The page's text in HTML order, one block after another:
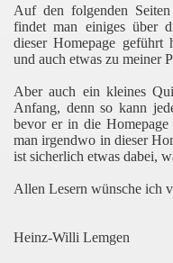
Auf den folgenden
findet man einiges über
dieser Homepage geführt
und auch etwas zu meiner
Aber auch ein kleines
Anfang, denn so kann
bevor er in die
man irgendwo in dieser
ist sicherlich etwas dabei,
Allen Lesern wünsche ich
Heinz-Willi Lemgen